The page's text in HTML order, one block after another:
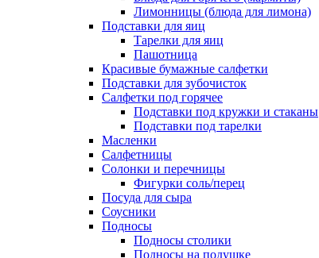
Лимонницы (блюда для лимона)
Подставки для яиц
Тарелки для яиц
Пашотница
Красивые бумажные салфетки
Подставки для зубочисток
Салфетки под горячее
Подставки под кружки и стаканы
Подставки под тарелки
Масленки
Салфетницы
Солонки и перечницы
Фигурки соль/перец
Посуда для сыра
Соусники
Подносы
Подносы столики
Подносы на подушке